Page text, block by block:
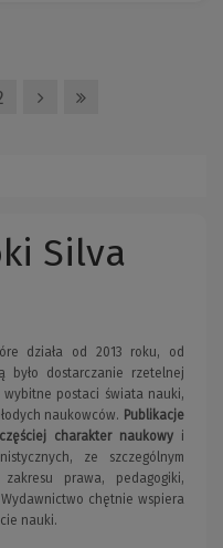
Silva
działa od 2013 roku, od
było dostarczanie rzetelnej
postaci świata nauki,
naukowców. Publikacje
charakter naukowyi
ze szczególnym
prawa, pedagogiki,
chętnie wspiera
nauki.